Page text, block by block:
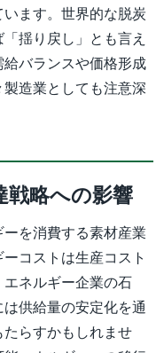
ます。世界的な脱炭
揺り戻し」とも言え
バランスや価格形成
造業としても注意深
略への影響
を消費する素材産業
コストは生産コスト
ネルギー企業の石
供給量の安定化を通
らすかもしれませ